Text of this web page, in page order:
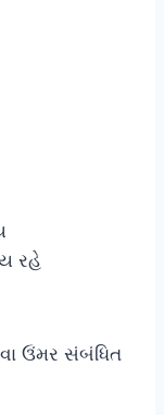
રહે
ઉંમર સંબંધિત